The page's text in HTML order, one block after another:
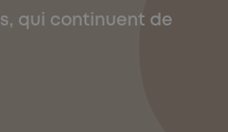
qui continuent de